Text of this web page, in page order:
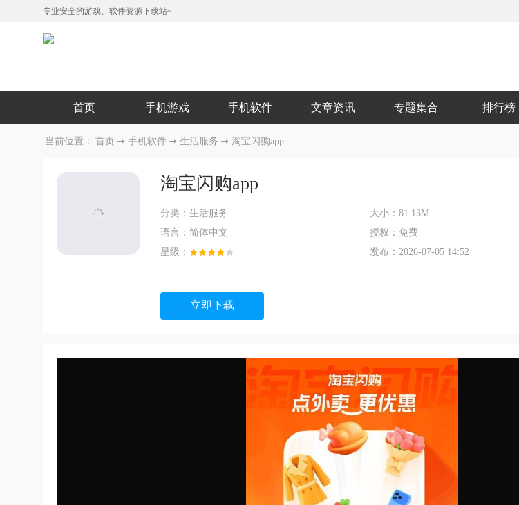
专业安全的游戏、软件资源下载站~
首页 手机游戏 手机软件 文章资讯 专题集合 排行榜
当前位置： 首页 手机软件 生活服务 淘宝闪购app
淘宝闪购app
分类： 生活服务 大小：81.13M
语言： 简体中文 授权： 免费
星级：
发布：2026-07-05 14:52
立即下载